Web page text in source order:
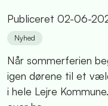
Publiceret 02-06-
Nyhed
Når sommerferien
igen dørene til et
i hele Lejre